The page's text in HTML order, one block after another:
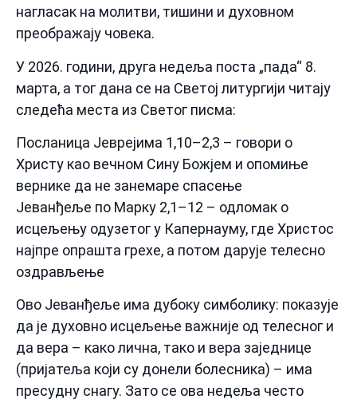
нагласак на молитви, тишини и духовном
преображају човека.
У 2026. години, друга недеља поста „пада“ 8.
марта, а тог дана се на Светој литургији читају
следећа места из Светог писма:
Посланица Јеврејима 1,10–2,3 – говори о
Христу као вечном Сину Божјем и опомиње
вернике да не занемаре спасење
Јеванђеље по Марку 2,1–12 – одломак о
исцељењу одузетог у Капернауму, где Христос
најпре опрашта грехе, а потом дарује телесно
оздрављење
Ово Јеванђеље има дубоку симболику: показује
да је духовно исцељење важније од телесног и
да вера – како лична, тако и вера заједнице
(пријатеља који су донели болесника) – има
пресудну снагу. Зато се ова недеља често